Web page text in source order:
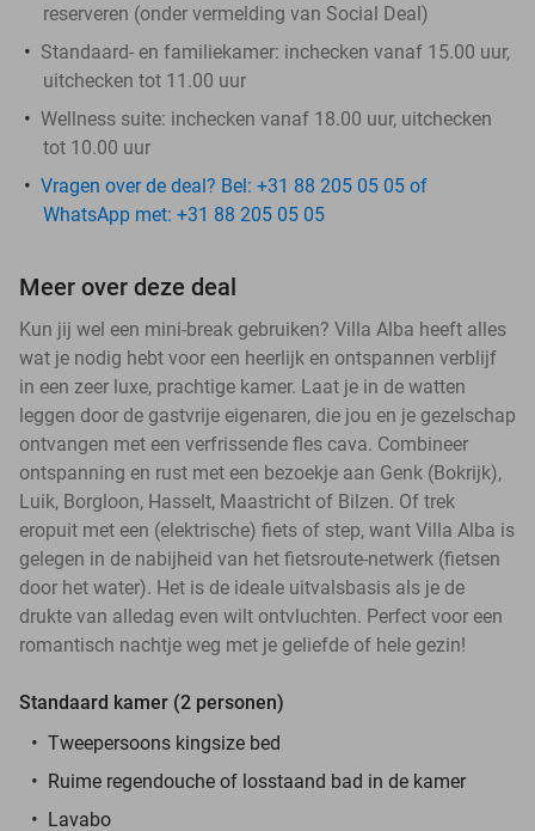
reserveren (onder vermelding van Social Deal)
Standaard- en familiekamer: inchecken vanaf 15.00 uur,
uitchecken tot 11.00 uur
Wellness suite: inchecken vanaf 18.00 uur, uitchecken
tot 10.00 uur
Vragen over de deal? Bel: +31 88 205 05 05 of
WhatsApp met: +31 88 205 05 05
Meer over deze deal
Kun jij wel een mini-break gebruiken? Villa Alba heeft alles
wat je nodig hebt voor een heerlijk en ontspannen verblijf
in een zeer luxe, prachtige kamer. Laat je in de watten
leggen door de gastvrije eigenaren, die jou en je gezelschap
ontvangen met een verfrissende fles cava. Combineer
ontspanning en rust met een bezoekje aan Genk (Bokrijk),
Luik, Borgloon, Hasselt, Maastricht of Bilzen. Of trek
eropuit met een (elektrische) fiets of step, want Villa Alba is
gelegen in de nabijheid van het fietsroute-netwerk (fietsen
door het water). Het is de ideale uitvalsbasis als je de
drukte van alledag even wilt ontvluchten. Perfect voor een
romantisch nachtje weg met je geliefde of hele gezin!
Standaard kamer (2 personen)
Tweepersoons kingsize bed
Ruime regendouche of losstaand bad in de kamer
Lavabo